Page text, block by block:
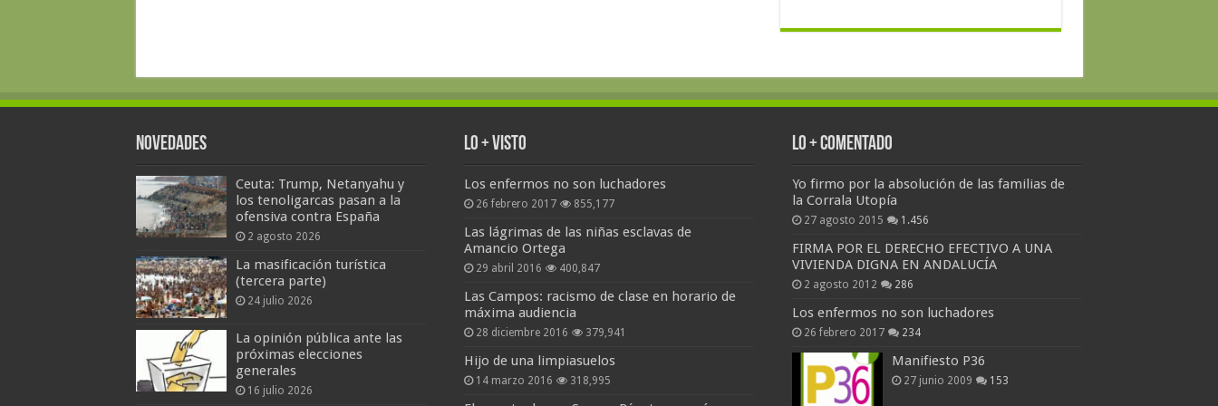
Novedades
Ceuta: Trump, Netanyahu y
los tenoligarcas pasan a la
ofensiva contra España
2 agosto 2026
La masificación turística
(tercera parte)
24 julio 2026
La opinión pública ante las
próximas elecciones
generales
16 julio 2026
Lo + Visto
Los enfermos no son luchadores
26 febrero 2017 855,177
Las lágrimas de las niñas esclavas de
Amancio Ortega
29 abril 2016 400,847
Las Campos: racismo de clase en horario de
máxima audiencia
28 diciembre 2016 379,941
Hijo de una limpiasuelos
14 marzo 2016 318,995
Lo + Comentado
Yo firmo por la absolución de las familias de
la Corrala Utopía
27 agosto 2015 1.456
FIRMA POR EL DERECHO EFECTIVO A UNA
VIVIENDA DIGNA EN ANDALUCÍA
2 agosto 2012 286
Los enfermos no son luchadores
26 febrero 2017 234
Manifiesto P36
27 junio 2009 153